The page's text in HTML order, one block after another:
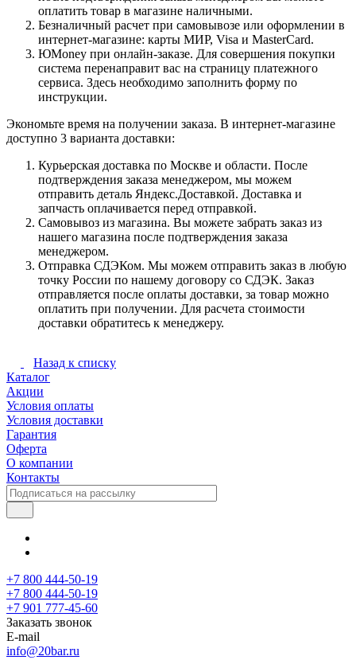
оплатить товар в магазине наличными.
Безналичный расчет при самовывозе или оформлении в
интернет-магазине: карты МИР, Visa и MasterCard.
ЮMoney при онлайн-заказе. Для совершения покупки
система перенаправит вас на страницу платежного
сервиса. Здесь необходимо заполнить форму по
инструкции.
Экономьте время на получении заказа. В интернет-магазине
доступно 3 варианта доставки:
Курьерская доставка по Москве и области. После
подтверждения заказа менеджером, мы можем
отправить деталь Яндекс.Доставкой. Доставка и
запчасть оплачивается перед отправкой.
Самовывоз из магазина. Вы можете забрать заказ из
нашего магазина после подтверждения заказа
менеджером.
Отправка СДЭКом. Мы можем отправить заказ в любую
точку России по нашему договору со СДЭК. Заказ
отправляется после оплаты доставки, за товар можно
оплатить при получении. Для расчета стоимости
доставки обратитесь к менеджеру.
Назад к списку
Каталог
Акции
Условия оплаты
Условия доставки
Гарантия
Оферта
О компании
Контакты
+7 800 444-50-19
+7 800 444-50-19
+7 901 777-45-60
Заказать звонок
E-mail
info@20bar.ru